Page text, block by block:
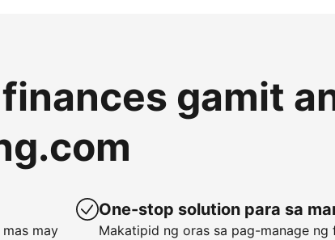
gamit
mas may
One-stop solution para sa
Makatipid ng oras sa pag-manage ng